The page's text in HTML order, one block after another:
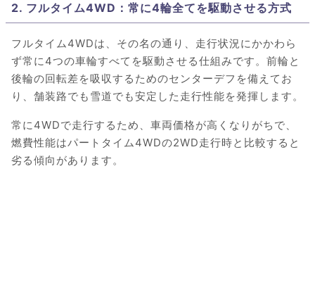
2. フルタイム4WD：常に4輪全てを駆動させる方式
フルタイム4WDは、その名の通り、走行状況にかかわら
ず常に4つの車輪すべてを駆動させる仕組みです。前輪と
後輪の回転差を吸収するためのセンターデフを備えてお
り、舗装路でも雪道でも安定した走行性能を発揮します。
常に4WDで走行するため、車両価格が高くなりがちで、
燃費性能はパートタイム4WDの2WD走行時と比較すると
劣る傾向があります。